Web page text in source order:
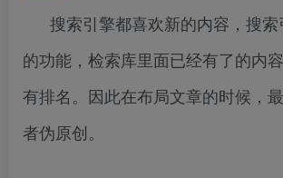
搜索引擎都喜欢新的内容，搜
的功能，检索库里面已经有了的内
有排名。因此在布局文章的时候，
者伪原创。